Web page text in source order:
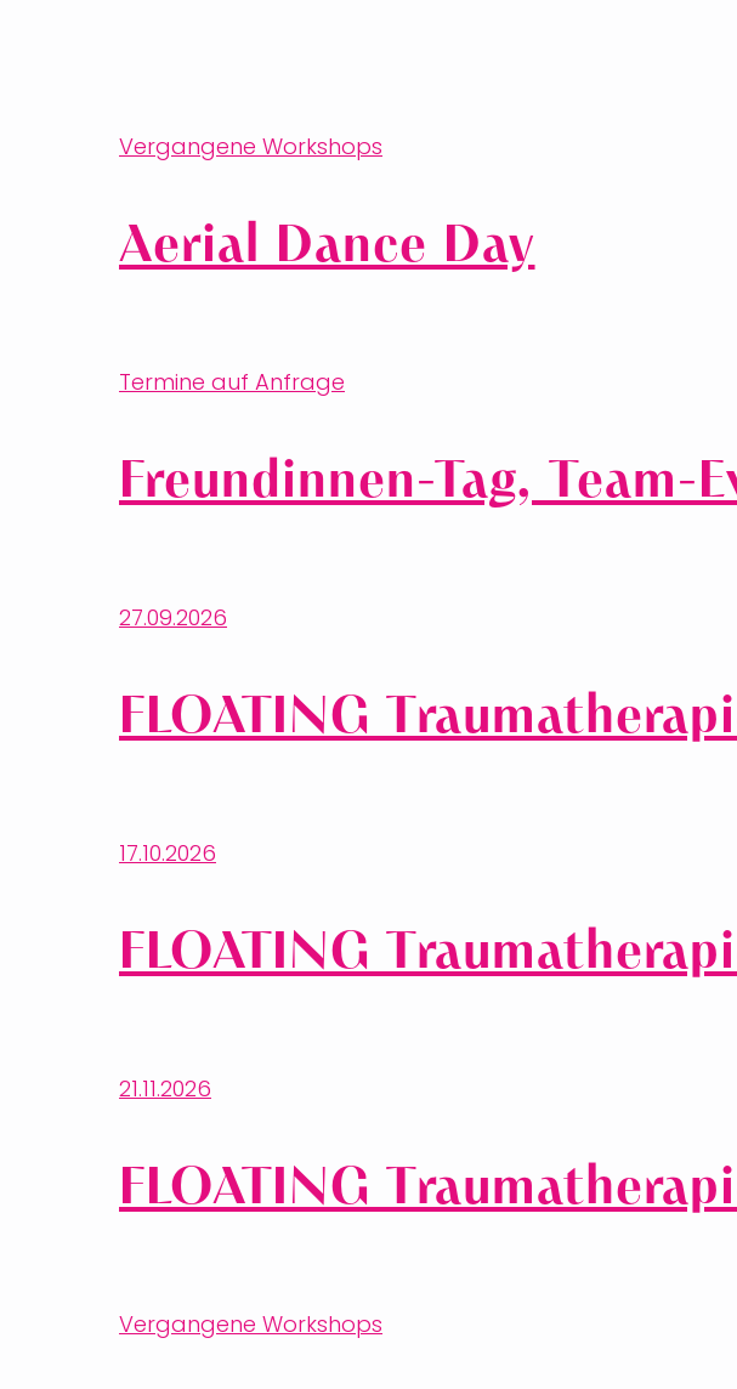
Vergangene Workshops
Aerial Dance Day
Termine auf Anfrage
Freundinnen-Tag, Team-
27.09.2026
FLOATING
17.10.2026
FLOATING
21.11.2026
FLOATING
Vergangene Workshops